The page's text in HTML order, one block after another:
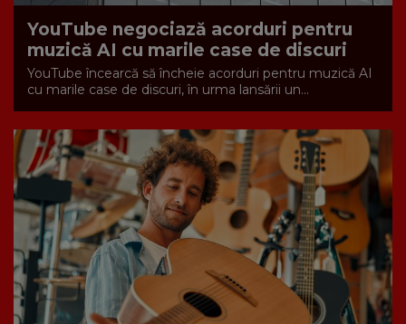
YouTube negociază acorduri pentru
muzică AI cu marile case de discuri
YouTube încearcă să încheie acorduri pentru muzică AI
cu marile case de discuri, în urma lansării un...